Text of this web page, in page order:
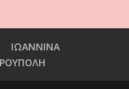
ΙΩΑΝΝΙΝΑ